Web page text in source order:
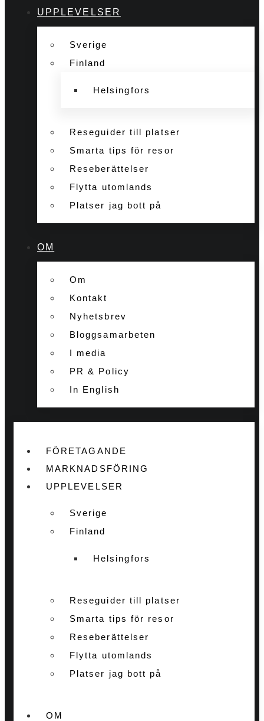
UPPLEVELSER
Sverige
Finland
Helsingfors
Reseguider till platser
Smarta tips för resor
Reseberättelser
Flytta utomlands
Platser jag bott på
OM
Om
Kontakt
Nyhetsbrev
Bloggsamarbeten
I media
PR & Policy
In English
FÖRETAGANDE
MARKNADSFÖRING
UPPLEVELSER
Sverige
Finland
Helsingfors
Reseguider till platser
Smarta tips för resor
Reseberättelser
Flytta utomlands
Platser jag bott på
OM